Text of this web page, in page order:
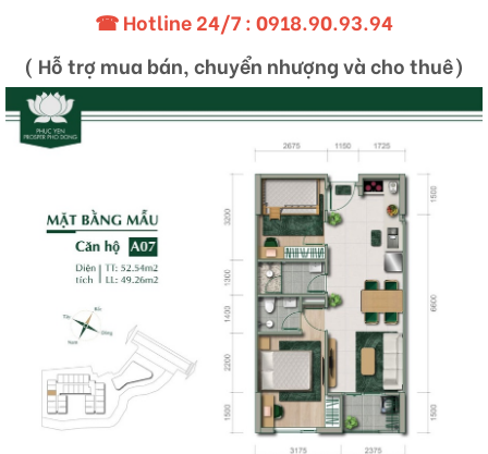
☎ Hotline 24/7 :0918.90.93.94
( Hỗ trợ mua bán, chuyển nhượng và cho thuê)